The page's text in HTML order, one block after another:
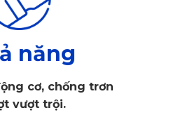
năng
cơ, chống trơn
vượt trội.